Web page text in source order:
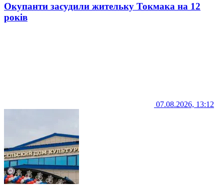
Окупанти засудили жительку Токмака на 12
років
07.08.2026, 13:12